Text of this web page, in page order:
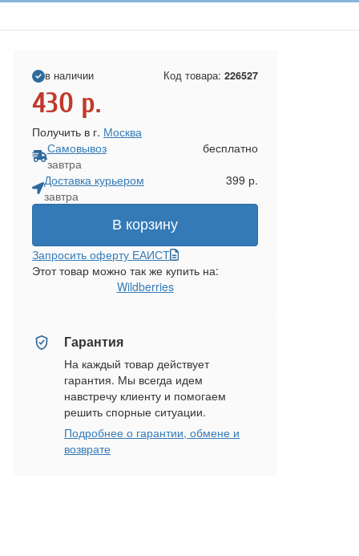
в наличии Код товара: 226527
430 р.
Получить в г. Москва
Самовывоз
завтра
бесплатно
Доставка курьером
завтра
399 р.
В корзину
Запросить оферту ЕАИСТ
Этот товар можно так же купить на:
Wildberries
Гарантия
На каждый товар действует
гарантия. Мы всегда идем
навстречу клиенту и помогаем
решить спорные ситуации.
Подробнее о гарантии, обмене и
возврате